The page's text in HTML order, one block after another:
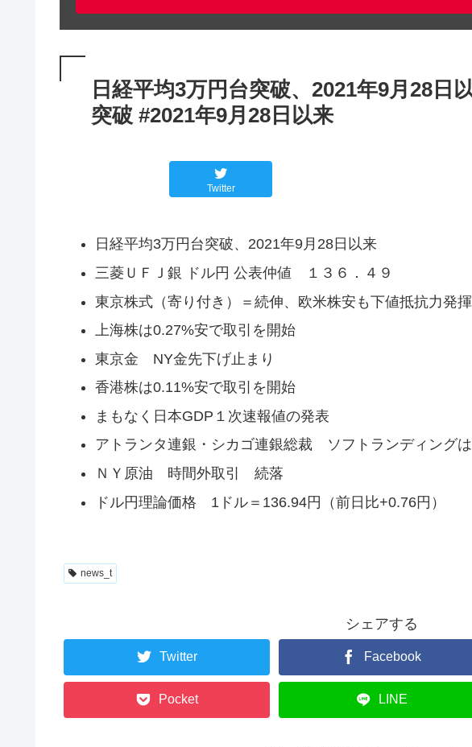
日経平均3万円台突破、2021年9月28日
突破 #2021年9月28日以来
Twitter
日経平均3万円台突破、2021年9月28日以来
三菱ＵＦＪ銀 ドル円 公表仲値 １３６．４９
東京株式（寄り付き）＝続伸、欧米株安も下値抵抗力発揮
上海株は0.27%安で取引を開始
東京金 NY金先下げ止まり
香港株は0.11%安で取引を開始
まもなく日本GDP１次速報値の発表
アトランタ連銀・シカゴ連銀総裁 ソフトランディング
ＮＹ原油 時間外取引 続落
ドル円理論価格 1ドル＝136.94円（前日比+0.76円）
news_t
シェアする
Twitter Facebook
Pocket LINE